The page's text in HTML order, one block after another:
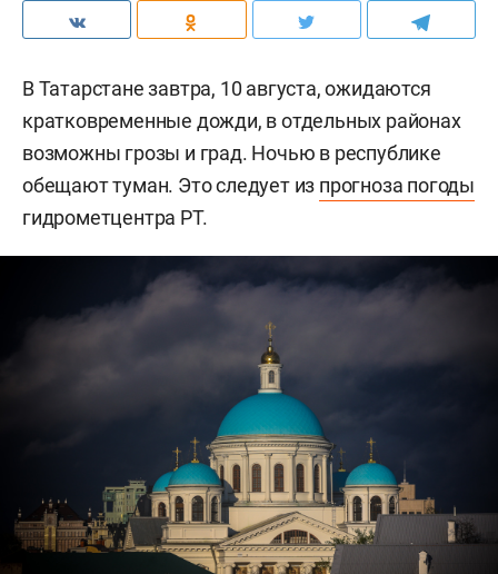
В Татарстане завтра, 10 августа, ожидаются
кратковременные дожди, в отдельных районах
возможны грозы и град. Ночью в республике
обещают туман. Это следует из прогноза погоды
гидрометцентра РТ.